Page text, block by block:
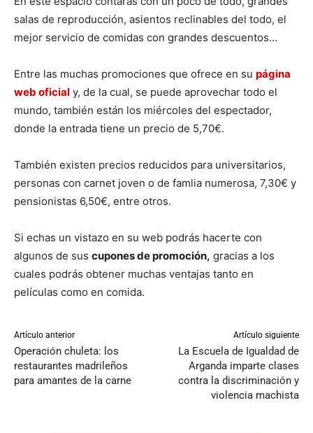
salas de reproducción, asientos reclinables del todo, el
mejor servicio de comidas con grandes descuentos…
Entre las muchas promociones que ofrece en su página
web oficial y, de la cual, se puede aprovechar todo el
mundo, también están los miércoles del espectador,
donde la entrada tiene un precio de 5,70€.
También existen precios reducidos para universitarios,
personas con carnet joven o de famlia numerosa, 7,30€ y
pensionistas 6,50€, entre otros.
Si echas un vistazo en su web podrás hacerte con
algunos de sus cupones de promoción, gracias a los
cuales podrás obtener muchas ventajas tanto en
películas como en comida.
Artículo anterior
Operación chuleta: los
restaurantes madrileños
para amantes de la carne
Artículo siguiente
La Escuela de Igualdad de
Arganda imparte clases
contra la discriminación y
violencia machista